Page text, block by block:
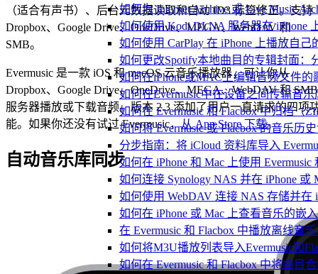
如何为 Internet Archive 或 Live Music
如何使用 Kodi DLNA 服务器在 iPhone
如何使用 CarPlay 在 iPhone 上播放自己
如何更改Spotify本地曲目的专辑封面：
如何在iPhone或MAC上编辑音频文件的
如何在Evermusic中在设备之间传输音
如何在 Evermusic 和 Flacbox 中归档（
如何将 Evermusic 或 Flacbox 的音乐历
分步指南：将 iCloud 资料库导入
如何在 iPhone 和 Mac 上使用
如何连接 Synology NAS 并在 iPhone 或
如何使用 WebDAV 连接 NAS 存储并在
如何在 iPhone 或 Mac 上查看音乐的嵌
在 Evermusic 和 Flacbox 中播放离线音
如何将M3U播放列表导入Evermusic和
如何在 Evermusic 和 Flacbox 中将曲目
（适合有声书）、后台元数据读取和自动 ID3 标签修正。支持
Dropbox、Google Drive、OneDrive、MEGA、WebDAV 和
SMB。
Evermusic 是一款 iOS 和 macOS 云音乐播放器，可让你从
Dropbox、Google Drive、OneDrive、MEGA、WebDAV 和 SMB
服务器播放或下载音频。版本 2.3 添加了用户一直请求的四项
能。如果你还没有试过 Evermusic，从 App Store 下载。
自动音乐库同步